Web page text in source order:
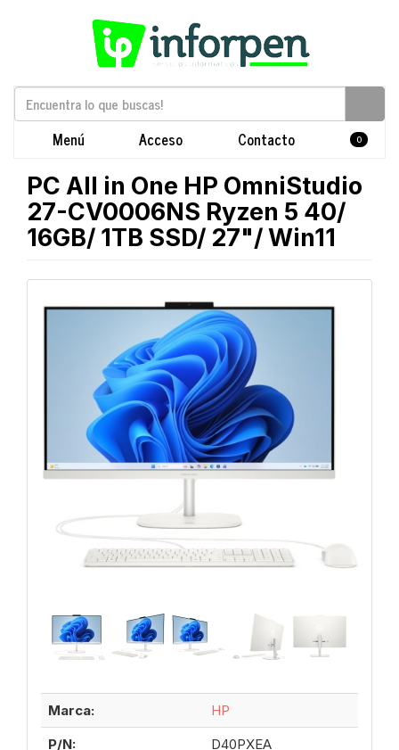
Menú Acceso Contacto 0
PC All in One HP OmniStudio
27-CV0006NS Ryzen 5 40/
16GB/ 1TB SSD/ 27"/ Win11
Marca:
HP
P/N:
D40PXEA